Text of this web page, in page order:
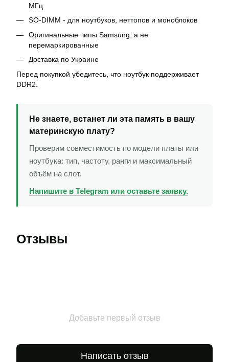
МГц
SO-DIMM - для ноутбуков, неттопов и моноблоков
Оригинальные чипы Samsung, а не
перемаркированные
Доставка по Украине
Перед покупкой убедитесь, что ноутбук поддерживает
DDR2.
Не знаете, встанет ли эта память в вашу
материнскую плату?
Проверим совместимость по модели платы или
ноутбука: тип, частоту, ранги и максимальный
объём на слот.
Напишите в Telegram или оставьте заявку.
Отзывы
Добавьте первый отзыв
Написать отзыв